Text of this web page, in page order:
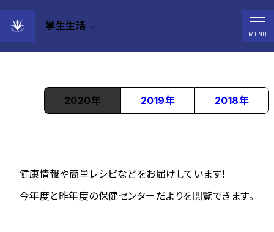
学生生活
MENU
保健センターだより
2020年 2019年 2018年
健康情報や簡単レシピなどをお届けしています！
今年度と昨年度の保健センターだよりを閲覧できます。